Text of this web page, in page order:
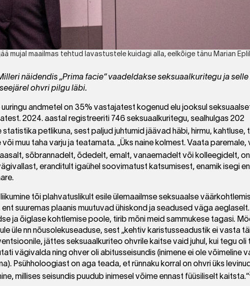
mujal maailmas tehtud lavastustele kuidagi alla, eelkõige tänu Marian
näidendis „Prima facie“ vaadeldakse seksuaalkuritegu ja
ohvri pilgu läbi.
andmetel on 35% vastajatest kogenud elu jooksul
2024. aastal registreeriti 746 seksuaalkuritegu, sealhulgas 202
statistika petlikuna, sest paljud juhtumid jäävad häbi, hirmu, kahtluse,
muu taha varju ja teatamata. „Üks naine kolmest. Vaata paremale,
sõbrannadelt, õdedelt, emalt, vanaemadelt või kolleegidelt,
eranditult igaühel soovimatust katsumisest, enamik isegi
tõi plahvatuslikult esile ülemaailmse seksuaalse
suuremas plaanis muutuvad ühiskond ja seadused väga aeglaselt.
ja õiglase kohtlemise poole, tirib mõni meid sammukese tagasi.
üle nn nõusolekuseaduse, sest „kehtiv karistusseadustik ei vasta
jättes seksuaalkuriteo ohvrile kaitse vaid juhul, kui tegu
vägivalda ning ohver oli abitusseisundis (inimene ei ole võimeline
Psühholoogiast on aga teada, et rünnaku korral on ohvri üks levinud
millises seisundis puudub inimesel võime ennast füüsiliselt kaitsta.“